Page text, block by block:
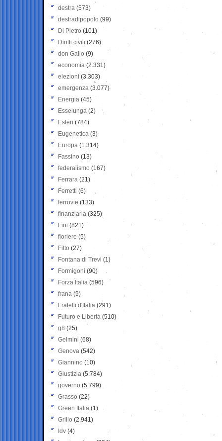
destra (573)
destradipopolo (99)
Di Pietro (101)
Diritti civili (276)
don Gallo (9)
economia (2.331)
elezioni (3.303)
emergenza (3.077)
Energia (45)
Esselunga (2)
Esteri (784)
Eugenetica (3)
Europa (1.314)
Fassino (13)
federalismo (167)
Ferrara (21)
Ferretti (6)
ferrovie (133)
finanziaria (325)
Fini (821)
fioriere (5)
Fitto (27)
Fontana di Trevi (1)
Formigoni (90)
Forza Italia (596)
frana (9)
Fratelli d'Italia (291)
Futuro e Libertà (510)
g8 (25)
Gelmini (68)
Genova (542)
Giannino (10)
Giustizia (5.784)
governo (5.799)
Grasso (22)
Green Italia (1)
Grillo (2.941)
Idv (4)